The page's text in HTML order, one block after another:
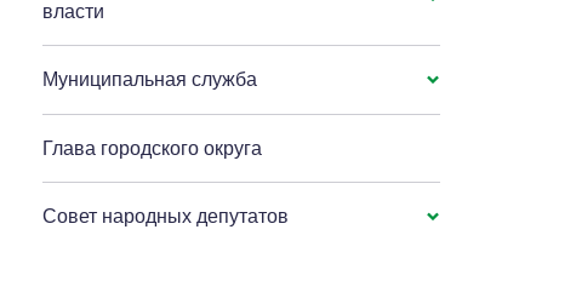
власти
Муниципальная служба
Глава городского округа
Совет народных депутатов